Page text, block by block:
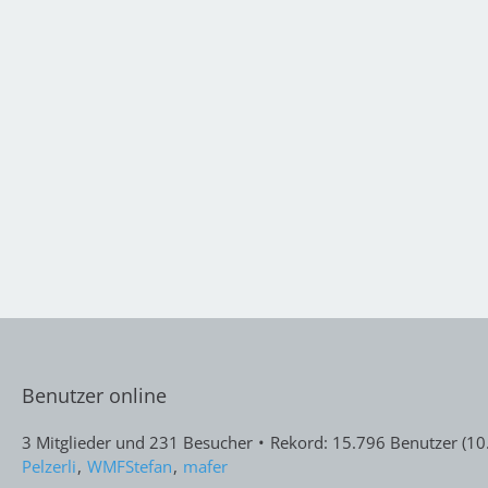
Benutzer online
3 Mitglieder und 231 Besucher Rekord: 15.796 Benutzer (
Pelzerli WMFStefan mafer